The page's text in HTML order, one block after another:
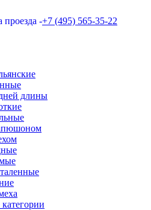
проезда -+7 (495) 565-35-22
длины